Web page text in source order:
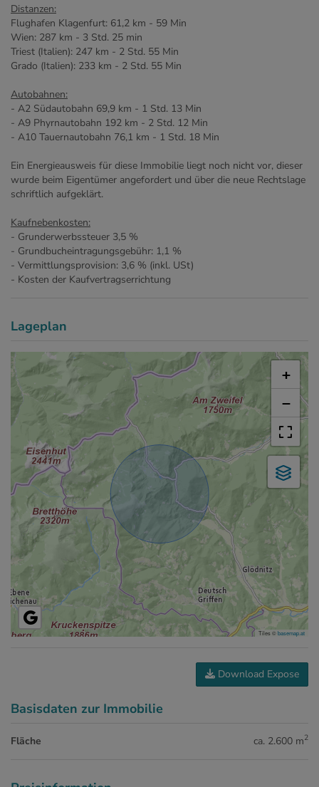
Distanzen:
Flughafen Klagenfurt: 61,2 km - 59 Min
Wien: 287 km - 3 Std. 25 min
Triest (Italien): 247 km - 2 Std. 55 Min
Grado (Italien): 233 km - 2 Std. 55 Min
Autobahnen:
- A2 Südautobahn 69,9 km - 1 Std. 13 Min
- A9 Phyrnautobahn 192 km - 2 Std. 12 Min
- A10 Tauernautobahn 76,1 km - 1 Std. 18 Min
Ein Energieausweis für diese Immobilie liegt noch nicht vor, dieser
wurde beim Eigentümer angefordert und über die neue Rechtslage
schriftlich aufgeklärt.
Kaufnebenkosten:
- Grunderwerbssteuer 3,5 %
- Grundbucheintragungsgebühr: 1,1 %
- Vermittlungsprovision: 3,6 % (inkl. USt)
- Kosten der Kaufvertragserrichtung
Lageplan
+
−
Tiles ©basemap.at
Download Expose
Basisdaten zur Immobilie
Fläche ca. 2.600 m2